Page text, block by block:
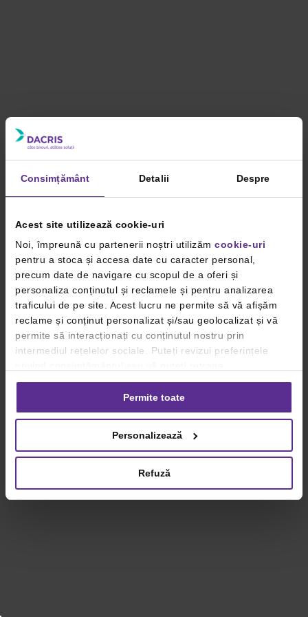
Consimțământ Detalii Despre
Acest site utilizează cookie-uri
Noi, împreună cu partenerii noștri utilizăm cookie-uri
pentru a stoca și accesa date cu caracter personal,
precum date de navigare cu scopul de a oferi și
personaliza conținutul și reclamele și pentru analizarea
traficului de pe site. Acest lucru ne permite să vă afișăm
reclame și conținut personalizat și/sau geolocalizat și vă
permite să interacționați cu conținutul nostru prin
intermediul rețelelor sociale. Puteți revizui preferințele
consimțământul oricând, făcând click pe linkul către
setările dvs. de cookie-uri.
privind utilizarea modulelor cookie.Detalii
Permite toate
Personalizează
Refuză